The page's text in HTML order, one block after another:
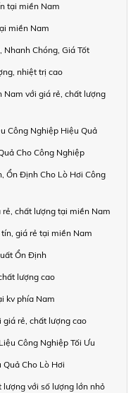
tại miền Nam
miền Nam
Nhanh Chóng, Giá Tốt
nhiệt trị cao
Nam với giá rẻ, chất lượng
Công Nghiệp Hiệu Quả
Cho Công Nghiệp
Ổn Định Cho Lò Hơi Công
chất lượng tại miền Nam
giá rẻ tại miền Nam
Ổn Định
lượng cao
kv phía Nam
rẻ, chất lượng cao
Công Nghiệp Tối Ưu
Quả Cho Lò Hơi
lượng với số lượng lớn nhỏ